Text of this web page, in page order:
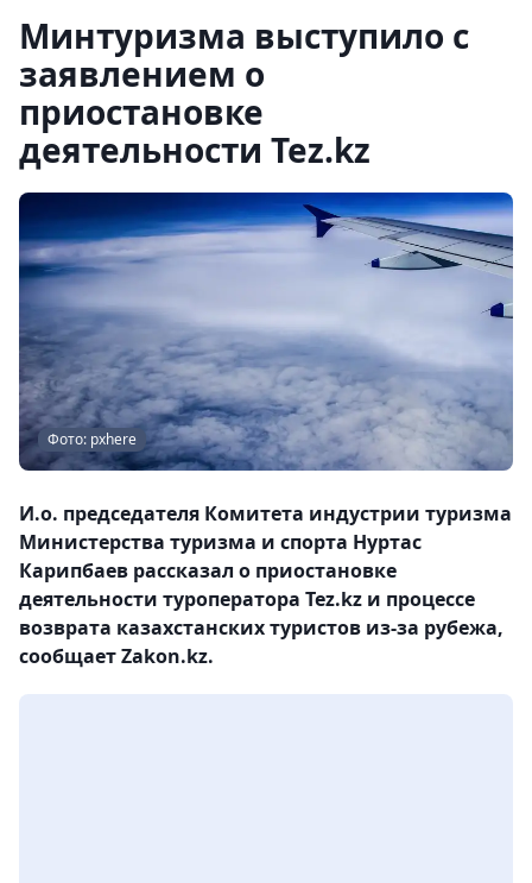
Минтуризма выступило с
заявлением о
приостановке
деятельности Tez.kz
Фото: pxhere
И.о. председателя Комитета индустрии туризма
Министерства туризма и спорта Нуртас
Карипбаев рассказал о приостановке
деятельности туроператора Tez.kz и процессе
возврата казахстанских туристов из-за рубежа,
сообщает Zakon.kz.